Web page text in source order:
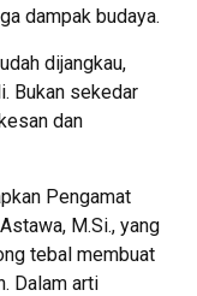
dampak budaya.
dijangkau,
Bukan sekedar
dan
Pengamat
M.Si., yang
tebal membuat
Dalam arti